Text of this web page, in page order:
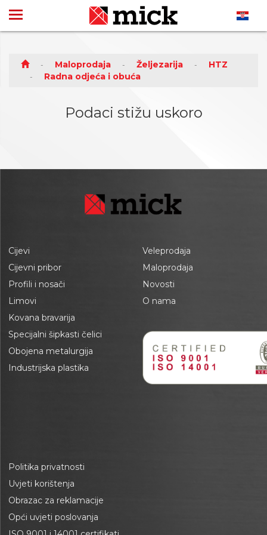
Maloprodaja Željezarija
HTZ
Radna odjeća i obuća
Podaci stižu uskoro
Cijevi
Cijevni pribor
Profili i nosači
Limovi
Kovana bravarija
Specijalni šipkasti čelici
Obojena metalurgija
Industrijska plastika
Veleprodaja
Maloprodaja
Novosti
O nama
Politika privatnosti
Uvjeti korištenja
Obrazac za reklamacije
Opći uvjeti poslovanja